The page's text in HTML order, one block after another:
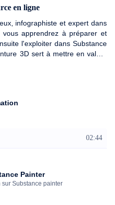
en ligne
infographiste et expert dans
apprendrez à préparer et
l'exploiter dans Substance
3D sert à mettre en valeur
réalistes grâce à l'ajout de
3D et réaliser le texturing
avant la pratique, votre
textures d'un objet 3D. Après
intéresserez à l'interface de
02:44
Painter
sur Substance painter